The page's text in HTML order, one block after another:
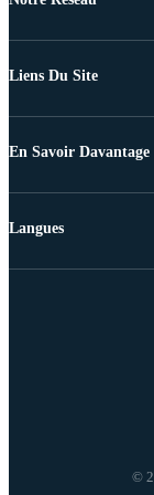
Liens Du Site
En Savoir Davantage
©
Langues